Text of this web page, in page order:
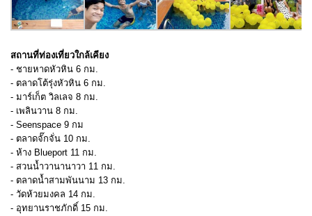
สถานที่ท่องเที่ยวใกล้เคียง
- ชายหาดหัวหิน 6 กม.
- ตลาดโต้รุ่งหัวหิน 6 กม.
- มาร์เก็ต วิลเลจ 8 กม.
- เพลินวาน 8 กม.
- Seenspace 9 กม
- ตลาดจั๊กจั่น 10 กม.
- ห้าง Blueport 11 กม.
- สวนน้ำวานานาวา 11 กม.
- ตลาดน้ำสามพันนาม 13 กม.
- วัดห้วยมงคล 14 กม.
- อุทยานราชภักดิ์ 15 กม.